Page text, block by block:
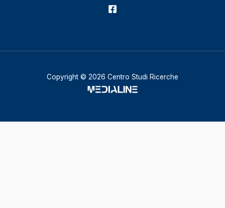
Copyright © 2026 Centro Studi Ricerche